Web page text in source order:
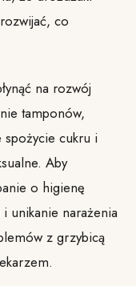
co
na rozwój
tamponów,
cukru i
Aby
o higienę
unikanie narażenia
z grzybicą